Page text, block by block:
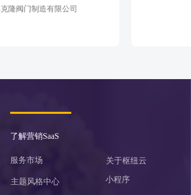
门制造有限公司
了解营销SaaS
关于枢纽云
服务市场
主题风格中心 小程序